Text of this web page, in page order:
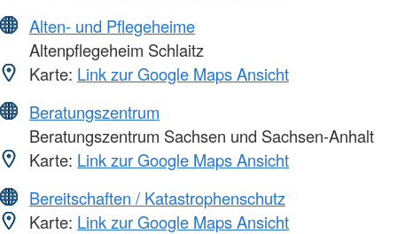
Alten- und Pflegeheime
Altenpflegeheim Schlaitz
Karte: Link zur Google Maps Ansicht
Beratungszentrum
Beratungszentrum Sachsen und Sachsen-Anhalt
Karte: Link zur Google Maps Ansicht
Bereitschaften / Katastrophenschutz
Karte: Link zur Google Maps Ansicht